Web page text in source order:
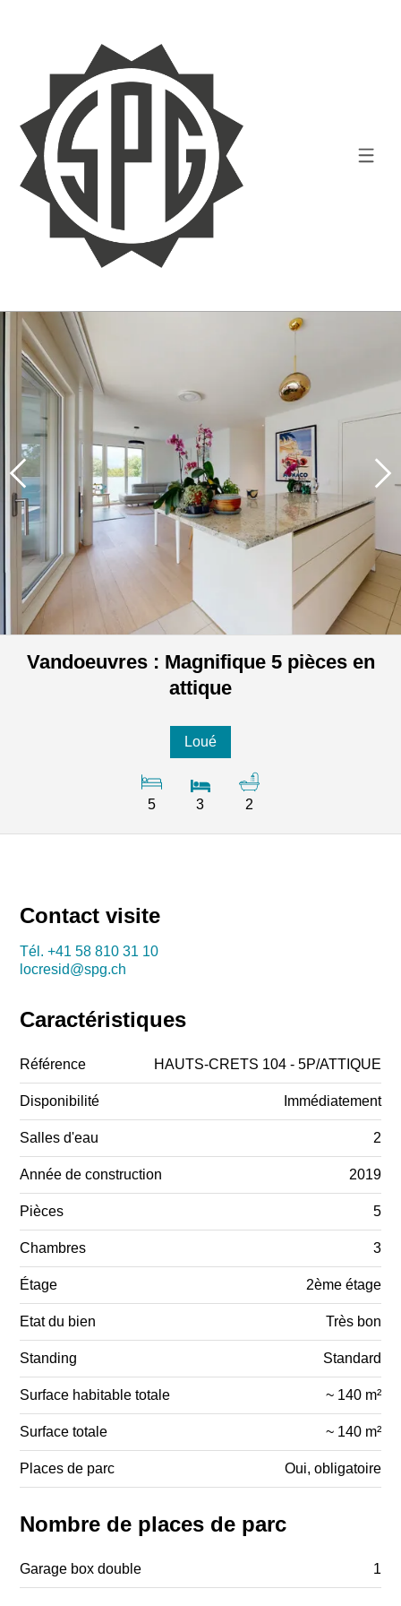
Vandoeuvres : Magnifique 5 pièces en
attique
Loué
5 3 2
Contact visite
Tél.+41 58 810 31 10
locresid@spg.ch
Caractéristiques
Référence HAUTS-CRETS 104 - 5P/ATTIQUE
Disponibilité Immédiatement
Salles d'eau 2
Année de construction 2019
Pièces 5
Chambres 3
Étage 2ème étage
Etat du bien Très bon
Standing Standard
Surface habitable totale ~ 140 m²
Surface totale ~ 140 m²
Places de parc Oui, obligatoire
Nombre de places de parc
Garage box double 1